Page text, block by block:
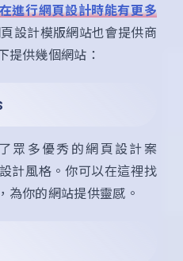
進行網頁設計時能有更多
設計模版網站也會提供商
提供幾個網站：
眾多優秀的網頁設計案
計風格。你可以在這裡找
為你的網站提供靈感。